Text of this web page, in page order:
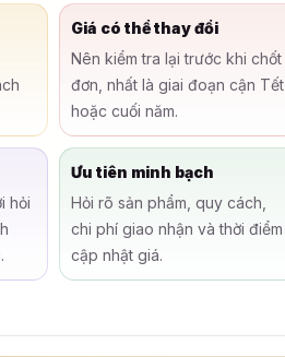
Giá có thể thay đổi
Nên kiểm tra lại trước khi chốt
đơn, nhất là giai đoạn cận Tết
hoặc cuối năm.
hỏi
Ưu tiên minh bạch
Hỏi rõ sản phẩm, quy cách,
chi phí giao nhận và thời điểm
cập nhật giá.